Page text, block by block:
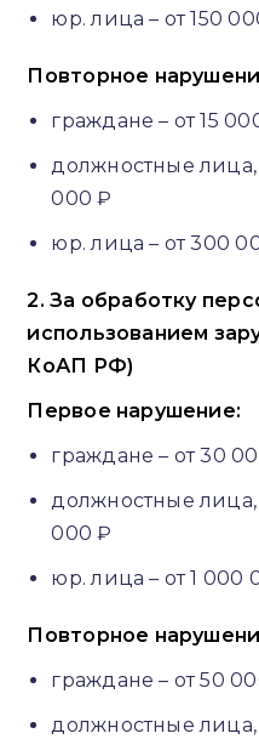
юр. лица – от 150
Повторное
граждане – от 15
должностные
000 ₽
юр. лица – от 300
2. За обработку
использованием
КоАП РФ)
Первое нарушение:
граждане – от 30
должностные
000 ₽
юр. лица – от 1 000
Повторное
граждане – от 50
должностные